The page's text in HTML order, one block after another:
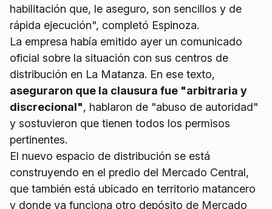
habilitación que, le aseguro, son sencillos y de
rápida ejecución", completó Espinoza.
La empresa había emitido ayer un comunicado
oficial sobre la situación con sus centros de
distribución en La Matanza. En ese texto,
aseguraron que la clausura fue "arbitraria y
discrecional", hablaron de "abuso de autoridad"
y sostuvieron que tienen todos los permisos
pertinentes.
El nuevo espacio de distribución se está
construyendo en el predio del Mercado Central,
que también está ubicado en territorio matancero
y donde ya funciona otro depósito de Mercado